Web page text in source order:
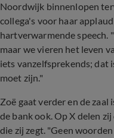
Noordwijk binnenlopen
collega's voor haar
hartverwarmende speech.
maar we vieren het leven
iets vanzelfsprekends; dat
moet zijn."
Zoë gaat verder en de zaal
de bank ook. Op X delen
die zij zegt. "Geen